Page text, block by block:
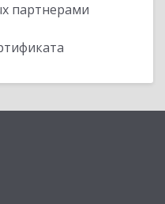
партнерами